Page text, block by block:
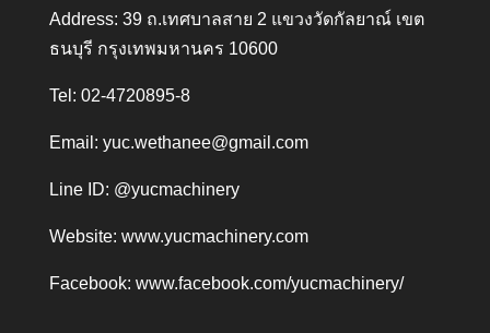
Address: 39 ถ.เทศบาลสาย 2 แขวงวัดกัลยาณ์ เขต
ธนบุรี กรุงเทพมหานคร 10600
Tel: 02-4720895-8
Email: yuc.wethanee@gmail.com
Line ID: @yucmachinery
Website: www.yucmachinery.com
Facebook: www.facebook.com/yucmachinery/